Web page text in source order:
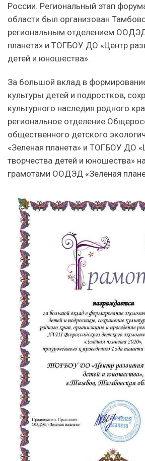
России. Региональный этап
области был организован
региональным отделением
планета» и ТОГБОУ ДО «Центр
детей и юношества».
За большой вклад в
культуры детей и подростков,
культурного наследия родного
региональное отделение
общественного детского
«Зеленая планета» и ТОГБОУ ДО
творчества детей и юношества»
грамотами ООДЭД «Зеленая